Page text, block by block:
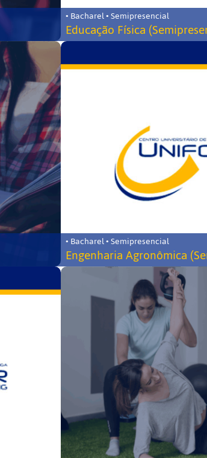
• Bacharel • Semipresencial
Educação Física
• Bacharel • Semipresencial
Engenharia Agronômica